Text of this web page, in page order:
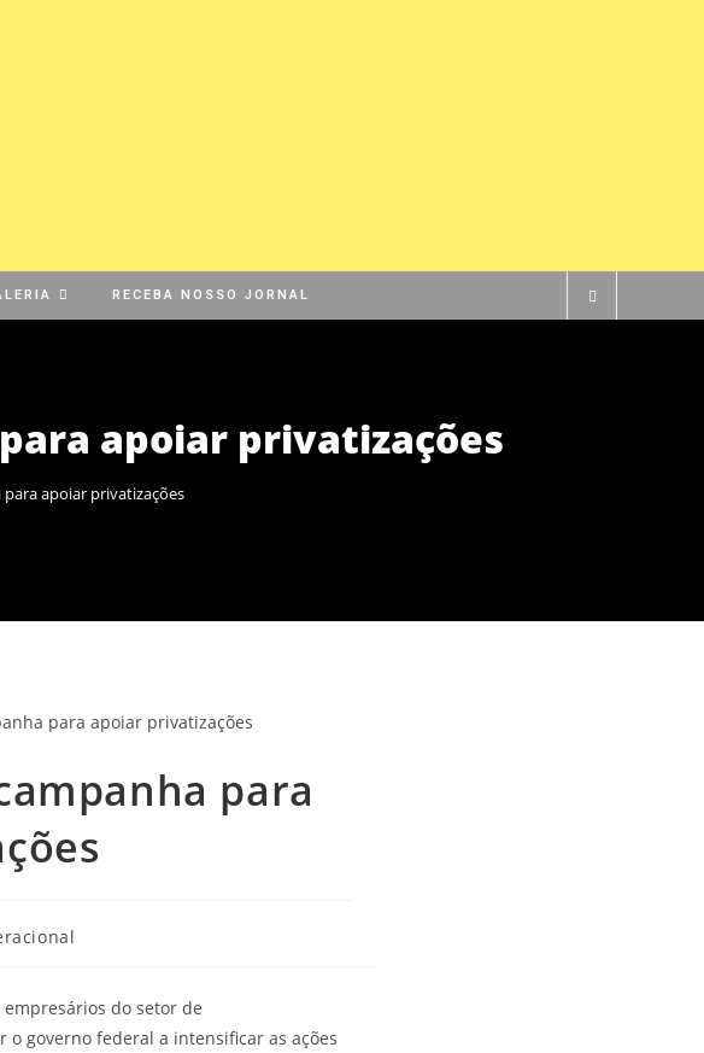
RECEBA NOSSO JORNAL
apoiar privatizações
apoiar privatizações
para
do setor de
governo federal a intensificar as ações